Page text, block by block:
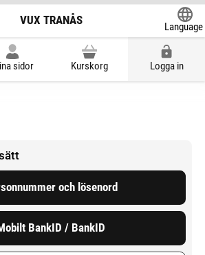
VUX TRANÅS
Language
sidor Kurskorg Logga in
och lösenord
BankID / BankID